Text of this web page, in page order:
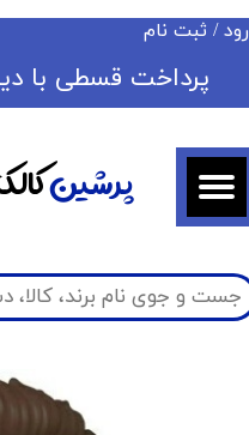
/ ثبت نام
حساب کاربری من
تغییر گذر واژه
سفارشات
خروج از حساب کاربری
​​پرداخت قسطی با
پرشین